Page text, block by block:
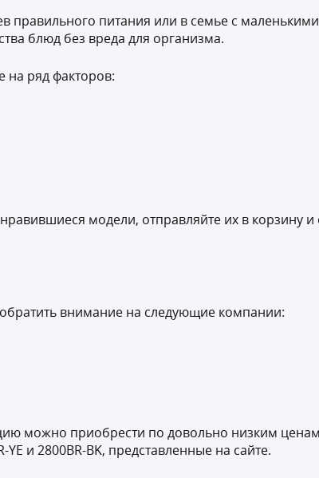
питания или в семье с
блюд без вреда для организма.
на ряд факторов:
модели, отправляйте их в корзину и
внимание на следующие компании:
можно приобрести по довольно низким
и 2800BR-BK, представленные на сайте.